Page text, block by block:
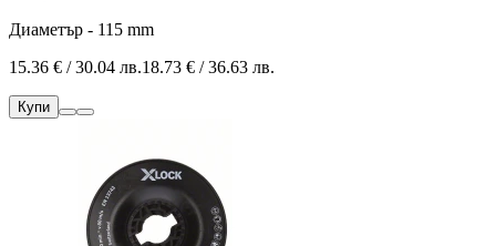
Диаметър - 115 mm
15.36 € / 30.04 лв.18.73 € / 36.63 лв.
Купи